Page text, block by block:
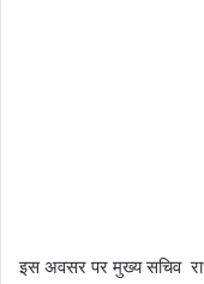
इस अवसर पर मुख्य सचिव